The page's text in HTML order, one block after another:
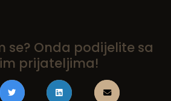
se? Onda podijelite sa
prijateljima!